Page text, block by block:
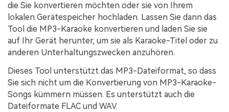
die Sie konvertieren möchten oder sie von Ihrem
lokalen Gerätespeicher hochladen. Lassen Sie dann das
Tool die MP3-Karaoke konvertieren und laden Sie sie
auf Ihr Gerät herunter, um sie als Karaoke-Titel oder zu
anderen Unterhaltungszwecken anzuhören.
Dieses Tool unterstützt das MP3-Dateiformat, so dass
Sie sich nicht um die Konvertierung von MP3-Karaoke-
Songs kümmern müssen. Es unterstützt auch die
Dateiformate FLAC und WAV.